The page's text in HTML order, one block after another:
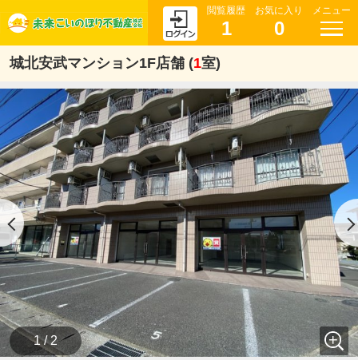
閲覧履歴
1
お気に入り
0
メニュー
城北安武マンション1F店舗 (1室)
1 / 2